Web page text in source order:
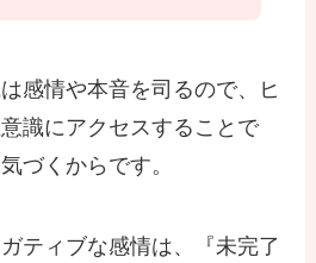
感情や本音を司るので、ヒ
識にアクセスすることで
づくからです。
ティブな感情は、『未完了